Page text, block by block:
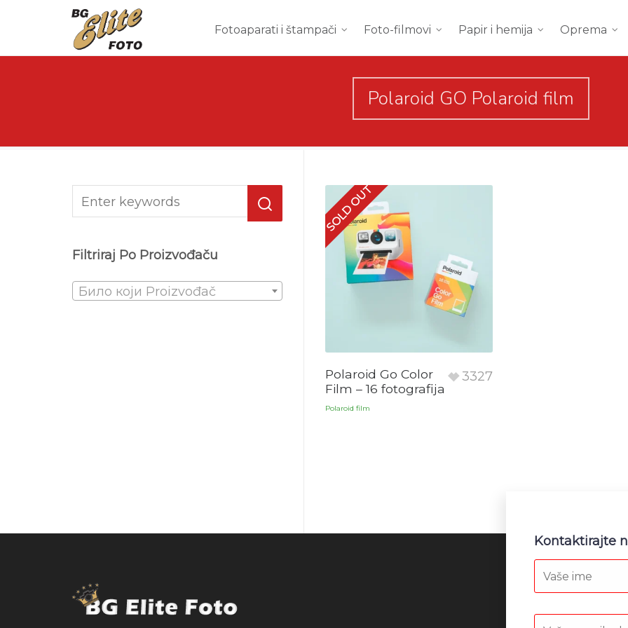
Fotoaparati i štampači Foto-filmovi Papir i hemija Oprema
Polaroid GO Polaroid film
SOLD OUT
Polaroid Go Color
Film – 16 fotografija
Polaroid film
3327
Filtriraj Po Proizvođaču
Било који Proizvođač
Kontaktirajte